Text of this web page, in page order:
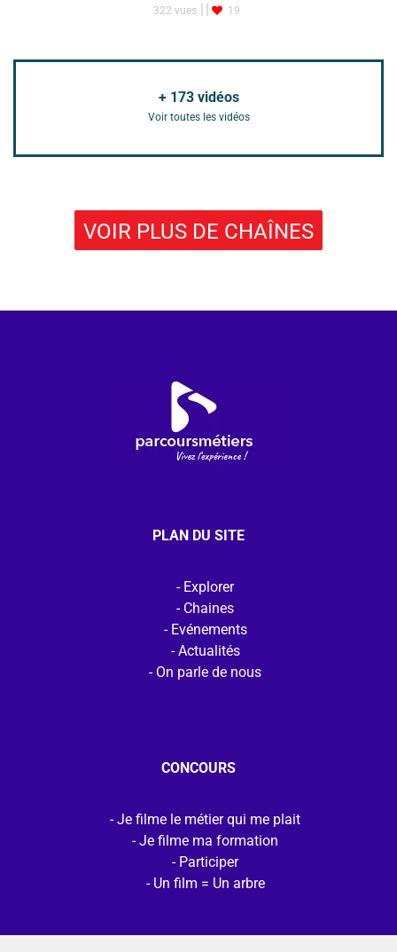
322 vues
19
+ 173vidéos
Voir toutes les vidéos
VOIR PLUS DE CHAÎNES
PLAN DU SITE
Explorer
Chaines
Evénements
Actualités
On parle de nous
CONCOURS
Je filme le métier qui me plait
Je filme ma formation
Participer
Un film = Un arbre